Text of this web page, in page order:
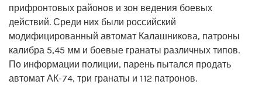
прифронтовых районов и зон ведения боевых
действий. Среди них были российский
модифицированный автомат Калашникова, патроны
калибра 5,45 мм и боевые гранаты различных типов.
По информации полиции, парень пытался продать
автомат АК-74, три гранаты и 112 патронов.